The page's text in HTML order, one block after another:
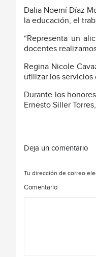
Dalia Noemí Díaz
la educación, el
“Representa un
docentes
Regina Nicole
utilizar los servicios
Durante los
Ernesto Siller
Deja un comentario
Tu dirección de correo
Comentario